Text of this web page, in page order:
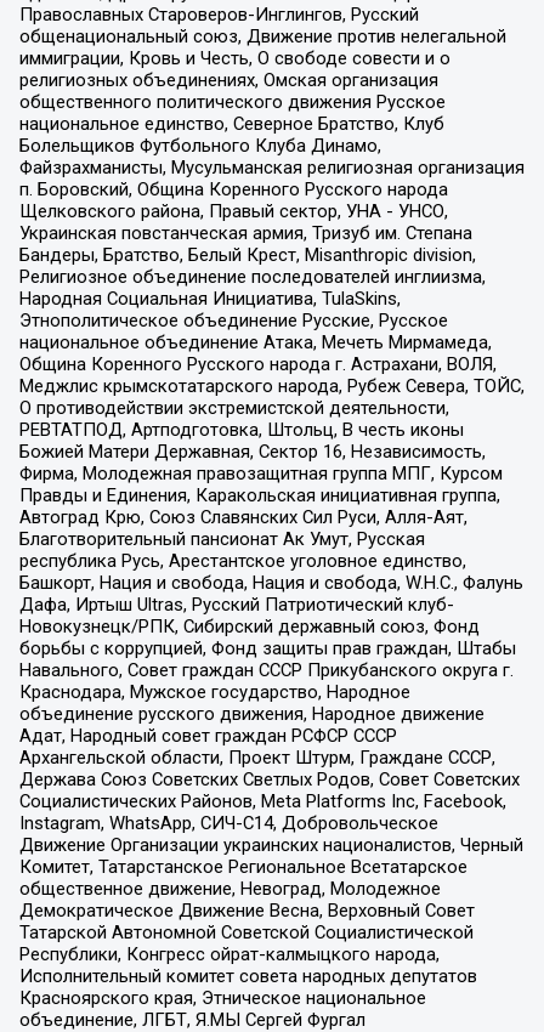
Православных Староверов-Инглингов, Русский
общенациональный союз, Движение против нелегальной
иммиграции, Кровь и Честь, О свободе совести и о
религиозных объединениях, Омская организация
общественного политического движения Русское
национальное единство, Северное Братство, Клуб
Болельщиков Футбольного Клуба Динамо,
Файзрахманисты, Мусульманская религиозная организация
п. Боровский, Община Коренного Русского народа
Щелковского района, Правый сектор, УНА - УНСО,
Украинская повстанческая армия, Тризуб им. Степана
Бандеры, Братство, Белый Крест, Misanthropic division,
Религиозное объединение последователей инглиизма,
Народная Социальная Инициатива, TulaSkins,
Этнополитическое объединение Русские, Русское
национальное объединение Атака, Мечеть Мирмамеда,
Община Коренного Русского народа г. Астрахани, ВОЛЯ,
Меджлис крымскотатарского народа, Рубеж Севера, ТОЙС,
О противодействии экстремистской деятельности,
РЕВТАТПОД, Артподготовка, Штольц, В честь иконы
Божией Матери Державная, Сектор 16, Независимость,
Фирма, Молодежная правозащитная группа МПГ, Курсом
Правды и Единения, Каракольская инициативная группа,
Автоград Крю, Союз Славянских Сил Руси, Алля-Аят,
Благотворительный пансионат Ак Умут, Русская
республика Русь, Арестантское уголовное единство,
Башкорт, Нация и свобода, Нация и свобода, W.H.С., Фалунь
Дафа, Иртыш Ultras, Русский Патриотический клуб-
Новокузнецк/РПК, Сибирский державный союз, Фонд
борьбы с коррупцией, Фонд защиты прав граждан, Штабы
Навального, Совет граждан СССР Прикубанского округа г.
Краснодара, Мужское государство, Народное
объединение русского движения, Народное движение
Адат, Народный совет граждан РСФСР СССР
Архангельской области, Проект Штурм, Граждане СССР,
Держава Союз Советских Светлых Родов, Совет Советских
Социалистических Районов, Meta Platforms Inc, Facebook,
Instagram, WhatsApp, СИЧ-С14, Добровольческое
Движение Организации украинских националистов, Черный
Комитет, Татарстанское Региональное Всетатарское
общественное движение, Невоград, Молодежное
Демократическое Движение Весна, Верховный Совет
Татарской Автономной Советской Социалистической
Республики, Конгресс ойрат-калмыцкого народа,
Исполнительный комитет совета народных депутатов
Красноярского края, Этническое национальное
объединение, ЛГБТ, Я.МЫ Сергей Фургал